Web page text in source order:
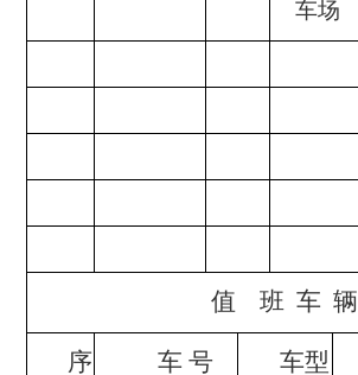
车场
值 班 车 辆
序 车号 车型